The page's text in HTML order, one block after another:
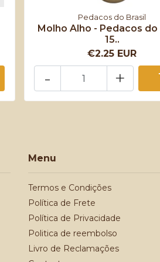
Pedacos do Brasil
Molho Alho - Pedacos do
15..
€2.25 EUR
+
-
Menu
Termos e Condições
Política de Frete
Política de Privacidade
Politica de reembolso
Livro de Reclamações